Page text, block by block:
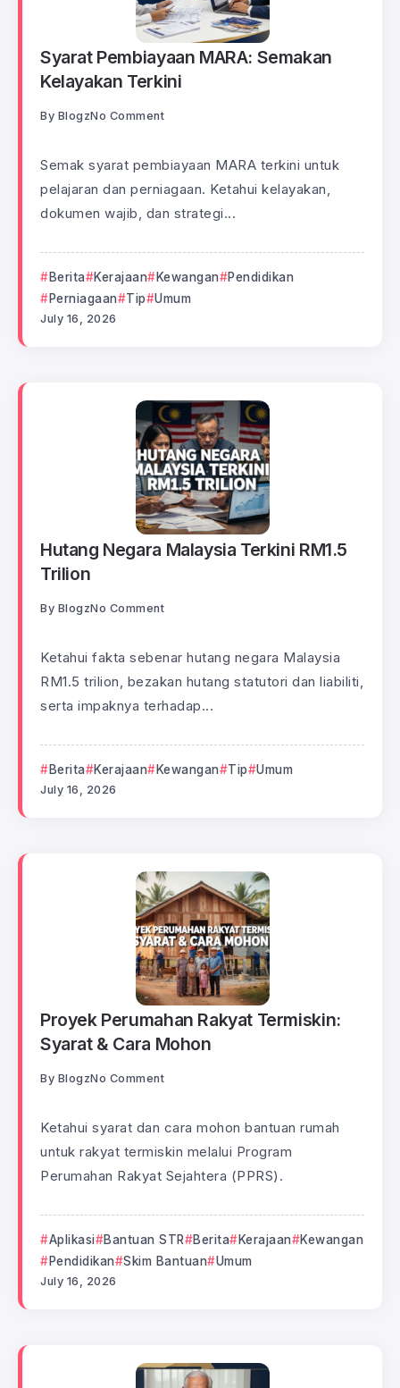
Syarat Pembiayaan MARA: Semakan
Kelayakan Terkini
By BlogzNo Comment
Semak syarat pembiayaan MARA terkini untuk
pelajaran dan perniagaan. Ketahui kelayakan,
dokumen wajib, dan strategi...
Berita Kerajaan Kewangan
Pendidikan
Perniagaan
Tip Umum
July 16, 2026
Hutang Negara Malaysia Terkini RM1.5
Trilion
By BlogzNo Comment
Ketahui fakta sebenar hutang negara Malaysia
RM1.5 trilion, bezakan hutang statutori dan liabiliti,
serta impaknya terhadap...
Berita Kerajaan Kewangan Tip Umum
July 16, 2026
Proyek Perumahan Rakyat Termiskin:
Syarat & Cara Mohon
By BlogzNo Comment
Ketahui syarat dan cara mohon bantuan rumah
untuk rakyat termiskin melalui Program
Perumahan Rakyat Sejahtera (PPRS).
Aplikasi Bantuan STR Berita Kerajaan
Kewangan
Pendidikan
Skim Bantuan Umum
July 16, 2026